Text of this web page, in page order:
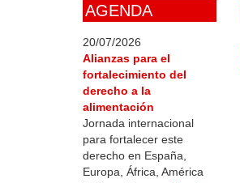
AGENDA
20/07/2026
Alianzas para el
fortalecimiento del
derecho a la
alimentación
Jornada internacional
para fortalecer este
derecho en España,
Europa, África, América